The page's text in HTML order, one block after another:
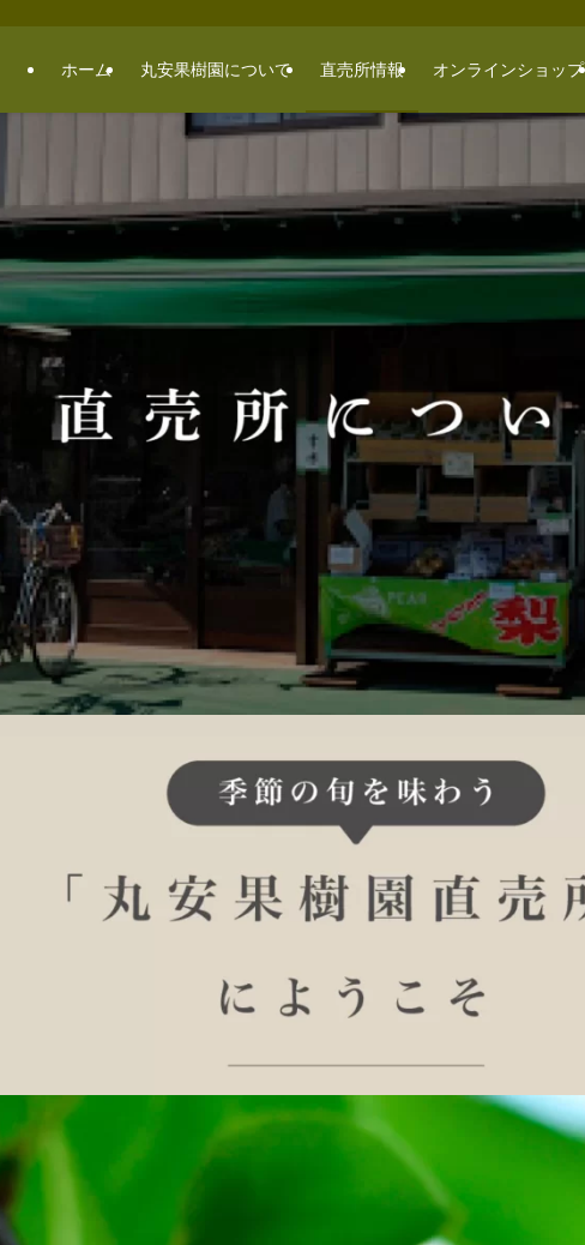
ホーム 丸安果樹園について 直売所情報 オンラインショップ